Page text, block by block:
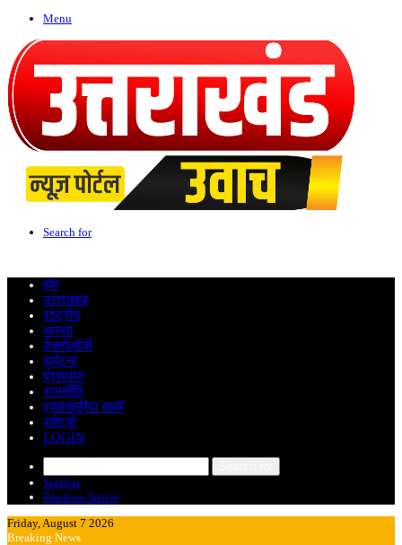
Menu
Search for
होम
उत्तराखंड
राष्ट्रीय
आस्था
टेक्नोलॉजी
दुर्घटना
प्रशासन
राजनीति
एक्सक्लूसिव खबरें
स्पोर्ट्स
LOGIN
Sidebar
Random Article
Friday, August 7 2026
Breaking News